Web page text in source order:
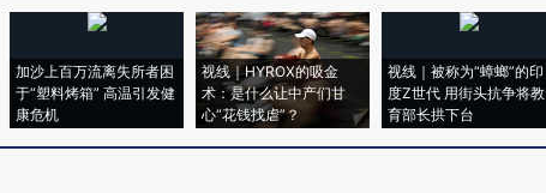
加沙上百万流离失所者困
于“塑料烤箱” 高温引发健
康危机
视线｜HYROX的吸金
术：是什么让中产们甘
心“花钱找虐”？
视线｜被称为“蟑螂”的印
度Z世代 用街头抗争将教
育部长拱下台